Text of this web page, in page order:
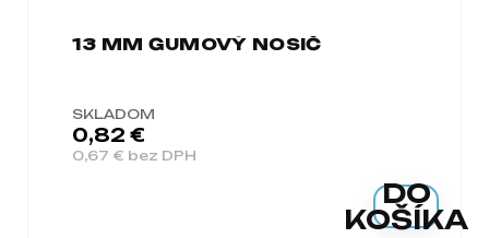
13 MM GUMOVÝ NOSIČ
SKLADOM
0,67 € bez DPH
0,82 €
DO
KOŠÍKA